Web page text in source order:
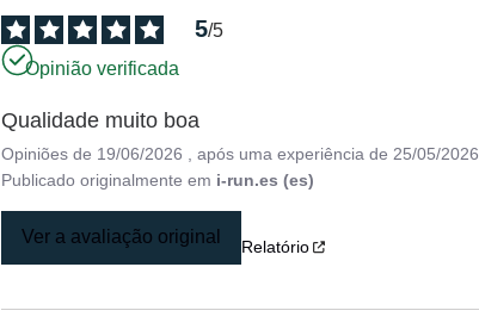
5/5
Opinião verificada
Qualidade muito boa
Opiniões de 19/06/2026 , após uma experiência de 25/05/2026
Publicado originalmente em i-run.es (es)
Ver a avaliação original Relatório